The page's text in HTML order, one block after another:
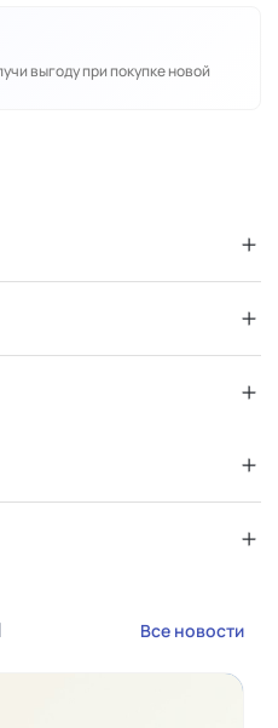
выгоду при покупке новой
Все новости